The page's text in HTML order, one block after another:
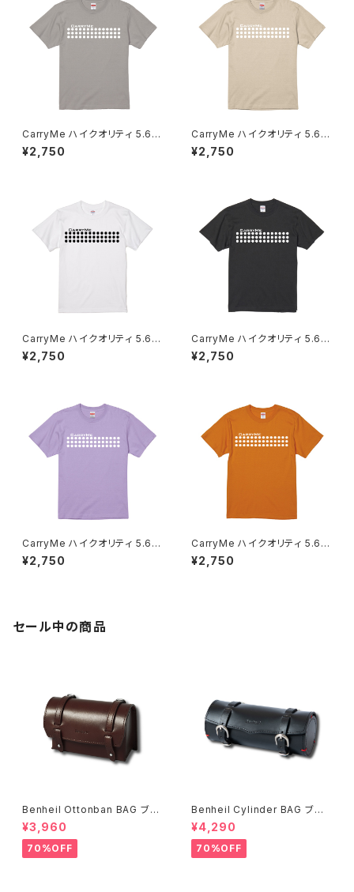
CarryMe ハイクオリティ 5.6o
z Tシャツ マットルナグレー
¥2,750
CarryMe ハイクオリティ 5.6o
z Tシャツ キャメルブラウン
¥2,750
CarryMe ハイクオリティ 5.6o
z Tシャツ ホワイト
¥2,750
CarryMe ハイクオリティ 5.6o
z Tシャツ グラファイト
¥2,750
CarryMe ハイクオリティ 5.6o
z Tシャツ スミレ
¥2,750
CarryMe ハイクオリティ 5.6o
z Tシャツ オレンジ
¥2,750
セール中の商品
Benheil Ottonban BAG ブラ
ウン
¥3,960
70%OFF
Benheil Cylinder BAG ブラッ
ク
¥4,290
70%OFF